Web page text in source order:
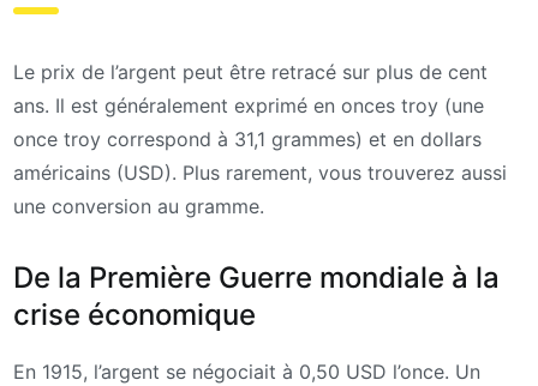
Le prix de l’argent peut être retracé sur plus de cent
ans. Il est généralement exprimé en onces troy (une
once troy correspond à 31,1 grammes) et en dollars
américains (USD). Plus rarement, vous trouverez aussi
une conversion au gramme.
De la Première Guerre mondiale à la
crise économique
En 1915, l’argent se négociait à 0,50 USD l’once. Un